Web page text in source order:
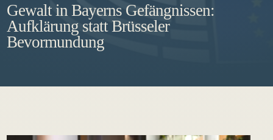
Gewalt in Bayerns Gefängnissen:
Aufklärung statt Brüsseler
Bevormundung